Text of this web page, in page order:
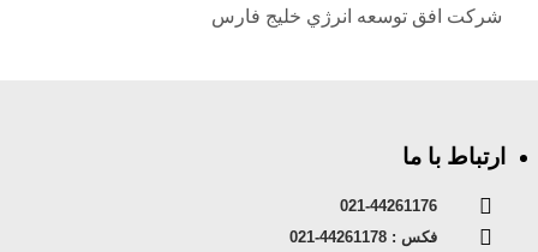
شركت افق توسعه انرژي خليج فارس
ارتباط با ما
021-44261176
فکس : 44261178-021